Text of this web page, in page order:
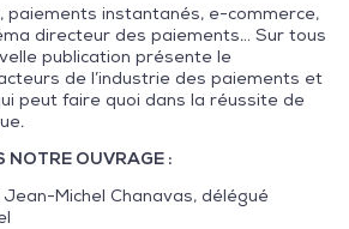
paiements instantanés, e-commerce,
directeur des paiements… Sur tous
publication présente le
de l’industrie des paiements et
peut faire quoi dans la réussite de
NOTRE OUVRAGE :
Michel Chanavas, délégué